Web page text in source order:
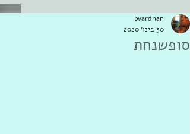
סופשנחת
bvardhan
30 בינו׳ 2020